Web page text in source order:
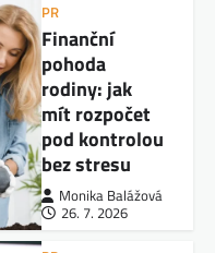
PR
Finanční
pohoda
rodiny: jak
mít rozpočet
pod kontrolou
bez stresu
Monika Balážová
26. 7. 2026